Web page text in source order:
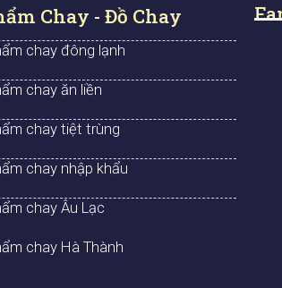
Chay - Đồ Chay
chay đông lạnh
chay ăn liền
chay tiệt trùng
chay nhập khẩu
chay Âu Lạc
chay Hà Thành